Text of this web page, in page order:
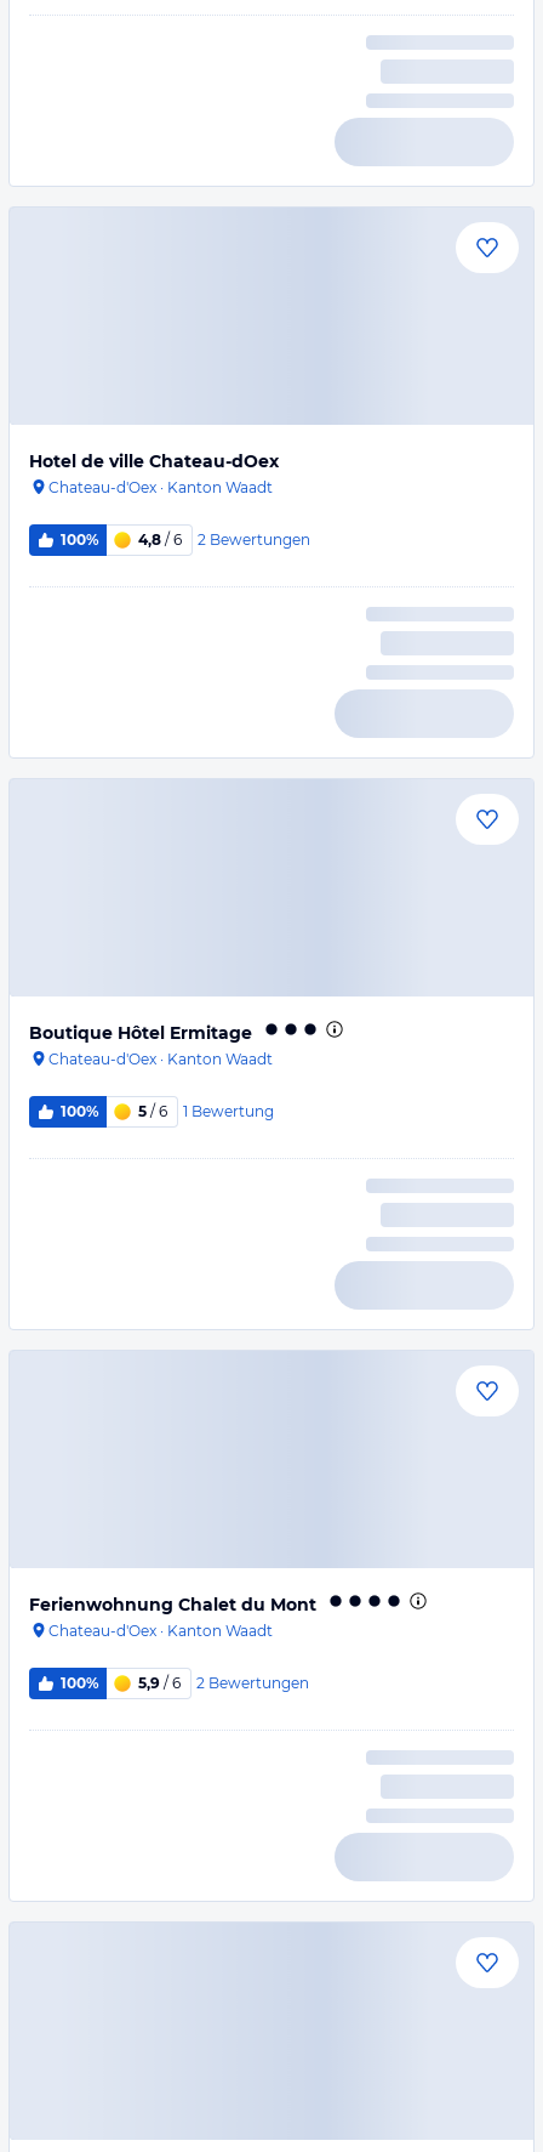
Hotel de ville Chateau-dOex
Chateau-d'Oex · Kanton Waadt
100% 4,8 / 6 2 Bewertungen
Boutique Hôtel Ermitage
Chateau-d'Oex · Kanton Waadt
100% 5 / 6 1 Bewertung
Ferienwohnung Chalet du Mont
Chateau-d'Oex · Kanton Waadt
100% 5,9 / 6 2 Bewertungen